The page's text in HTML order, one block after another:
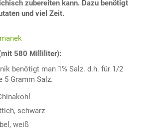
zubereiten kann. Dazu benötigt
und viel Zeit.
580 Milliliter):
benötigt man 1% Salz. d.h. für 1/2
5 Gramm Salz.
schwarz
weiß